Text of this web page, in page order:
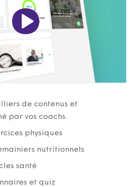
de contenus et
par vos coachs.
physiques
nutritionnels
santé
et quiz